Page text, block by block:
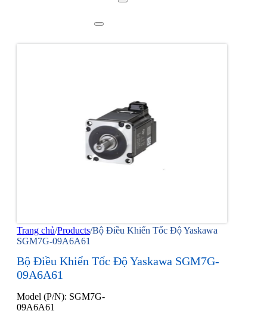
Trang chủ/Products/Bộ Điều Khiển Tốc Độ Yaskawa
SGM7G-09A6A61
Bộ Điều Khiển Tốc Độ Yaskawa SGM7G-
09A6A61
Model (P/N): SGM7G-
09A6A61